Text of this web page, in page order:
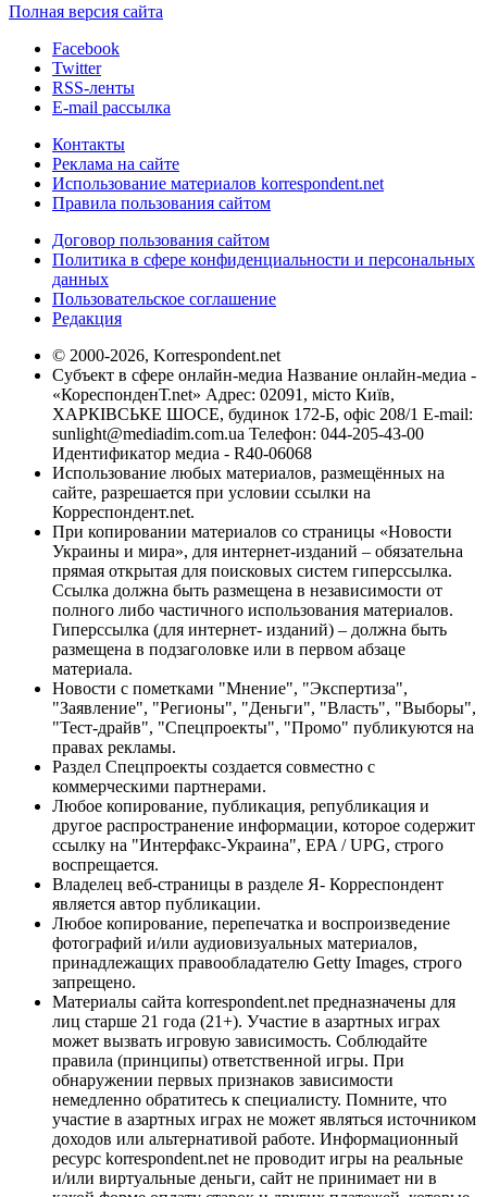
Полная версия сайта
Facebook
Twitter
RSS-ленты
E-mail рассылка
Контакты
Реклама на сайте
Использование материалов korrespondent.net
Правила пользования сайтом
Договор пользования сайтом
Политика в сфере конфиденциальности и персональных
данных
Пользовательское соглашение
Редакция
© 2000-2026, Korrespondent.net
Субъект в сфере онлайн-медиа Название онлайн-медиа -
«КореспонденТ.net» Адрес: 02091, місто Київ,
ХАРКІВСЬКЕ ШОСЕ, будинок 172-Б, офіс 208/1 E-mail:
sunlight@mediadim.com.ua Телефон: 044-205-43-00
Идентификатор медиа - R40-06068
Использование любых материалов, размещённых на
сайте, разрешается при условии ссылки на
Корреспондент.net.
При копировании материалов со страницы «Новости
Украины и мира», для интернет-изданий – обязательна
прямая открытая для поисковых систем гиперссылка.
Ссылка должна быть размещена в независимости от
полного либо частичного использования материалов.
Гиперссылка (для интернет- изданий) – должна быть
размещена в подзаголовке или в первом абзаце
материала.
Новости с пометками "Мнение", "Экспертиза",
"Заявление", "Регионы", "Деньги", "Власть", "Выборы",
"Тест-драйв", "Спецпроекты", "Промо" публикуются на
правах рекламы.
Раздел Спецпроекты создается совместно с
коммерческими партнерами.
Любое копирование, публикация, републикация и
другое распространение информации, которое содержит
ссылку на "Интерфакс-Украина", EPA / UPG, строго
воспрещается.
Владелец веб-страницы в разделе Я- Корреспондент
является автор публикации.
Любое копирование, перепечатка и воспроизведение
фотографий и/или аудиовизуальных материалов,
принадлежащих правообладателю Getty Images, строго
запрещено.
Материалы сайта korrespondent.net предназначены для
лиц старше 21 года (21+). Участие в азартных играх
может вызвать игровую зависимость. Соблюдайте
правила (принципы) ответственной игры. При
обнаружении первых признаков зависимости
немедленно обратитесь к специалисту. Помните, что
участие в азартных играх не может являться источником
доходов или альтернативой работе. Информационный
ресурс korrespondent.net не проводит игры на реальные
и/или виртуальные деньги, сайт не принимает ни в